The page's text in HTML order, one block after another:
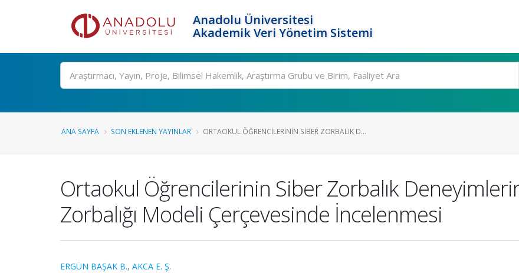
Anadolu Üniversitesi
Akademik Veri Yönetim Sistemi
Ara
ANA SAYFA SON EKLENEN YAYINLAR ORTAOKUL ÖĞRENCILERININ SIBER ZORBALIK D...
Ortaokul Öğrencilerinin Siber Zorbalık
Zorbalığı Modeli Çerçevesinde İncelenmesi
ERGÜN BAŞAK B., AKCA E. Ş.